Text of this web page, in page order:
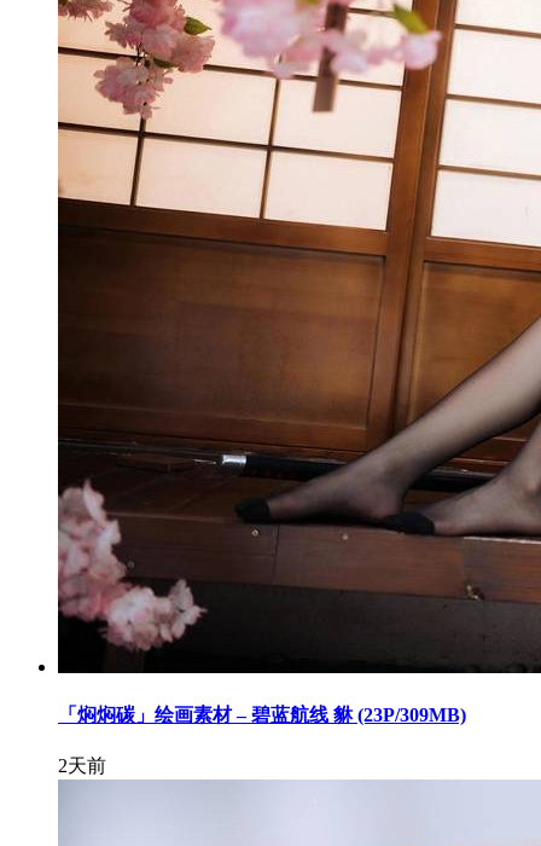
「焖焖碳」绘画素材 – 碧蓝航线 貅 (23P/309MB)
2天前